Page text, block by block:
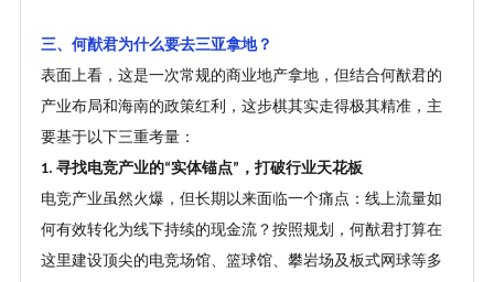
三、 何猷君为什么要去三亚拿地？
表面上看，这是一次常规的商业地产拿地，但结合何猷君的
产业布局和海南的政策红利，这步棋其实走得极其精准，主
要基于以下三重考量：
1. 寻找电竞产业的“实体锚点” ，打破行业天花板
电竞产业虽然火爆，但长期以来面临一个痛点：线上流量如
何有效转化为线下持续的现金流？ 按照规划，何猷君打算在
这里建设顶尖的电竞场馆、篮球馆、攀岩场及板式网球等多